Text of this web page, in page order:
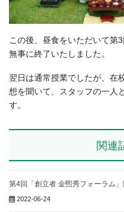
この後、昼食をいただいて第
無事に終了いたしました。
翌日は通常授業でしたが、在
想を聞いて、スタッフの一人
す。
関連
第4回「創立者 金煕秀フォーラム
2022-06-24